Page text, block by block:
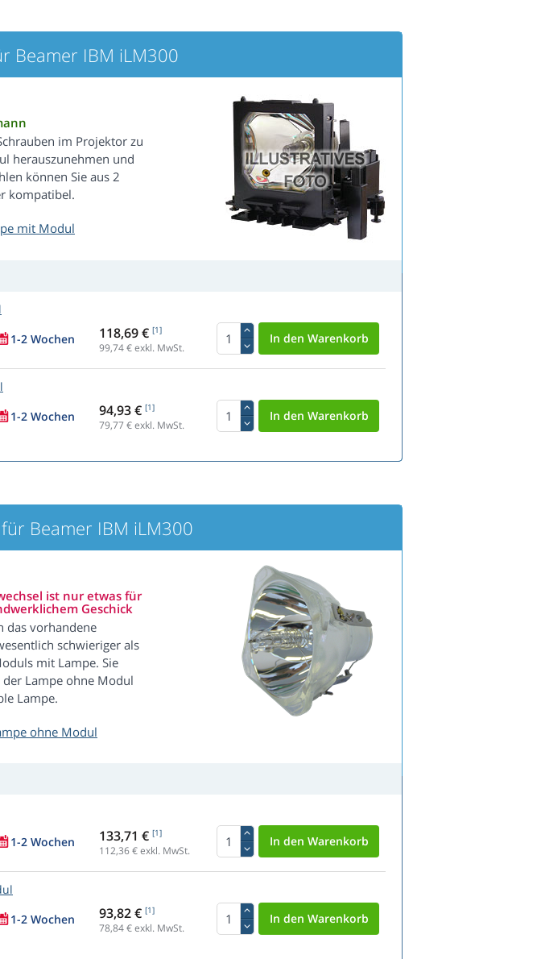
Beamer IBM iLM300
im Projektor zu
herauszunehmen und
können Sie aus 2
kompatibel.
mit Modul
1-2 Wochen 118,69 € [1]
99,74€ exkl. MwSt.
1-2 Wochen 94,93 € [1]
79,77 € exkl. MwSt.
für Beamer IBM iLM300
ist nur etwas für
Geschick
das vorhandene
schwieriger als
mit Lampe. Sie
Lampe ohne Modul
Lampe.
ohne Modul
1-2 Wochen 133,71 € [1]
112,36€ exkl. MwSt.
1-2 Wochen 93,82 € [1]
78,84€ exkl. MwSt.